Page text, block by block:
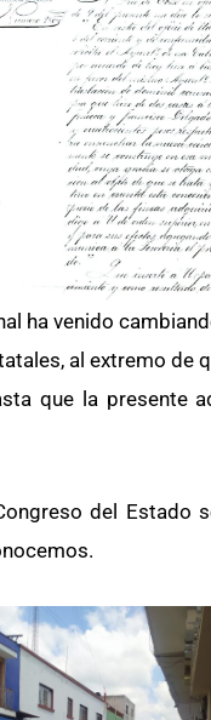
venido
al extremo de
que la presente
del Estado se